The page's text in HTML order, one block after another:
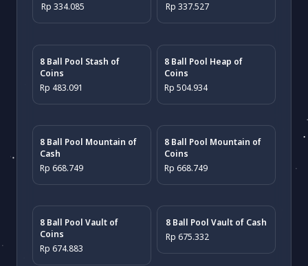
Rp 334.085
Rp 337.527
8 Ball Pool Stash of
Coins
Rp 483.091
8 Ball Pool Heap of
Coins
Rp 504.934
8 Ball Pool Mountain of
Cash
Rp 668.749
8 Ball Pool Mountain of
Coins
Rp 668.749
8 Ball Pool Vault of
Coins
Rp 674.883
8 Ball Pool Vault of Cash
Rp 675.332